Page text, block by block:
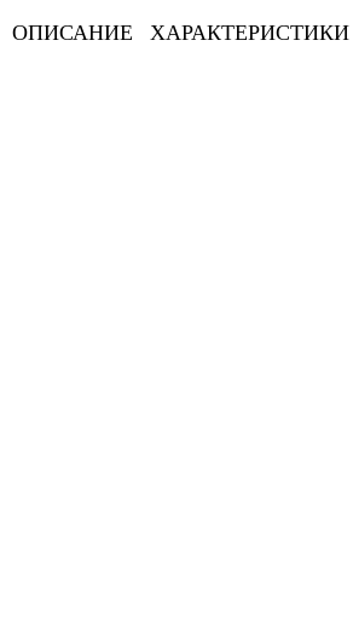
ОПИСАНИЕ ХАРАКТЕРИСТИКИ